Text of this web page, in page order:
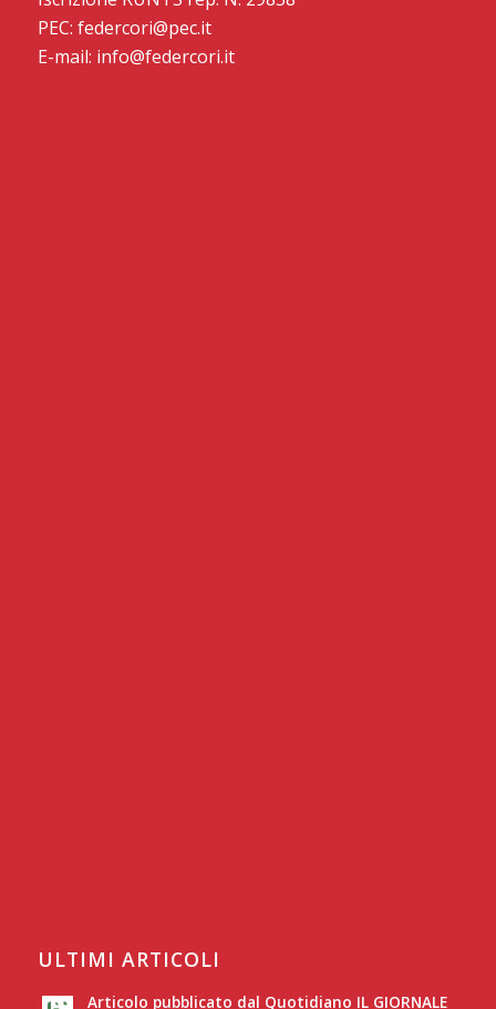
PEC: federcori@pec.it
E-mail: info@federcori.it
ULTIMI ARTICOLI
Articolo pubblicato dal Quotidiano IL GIORNALE